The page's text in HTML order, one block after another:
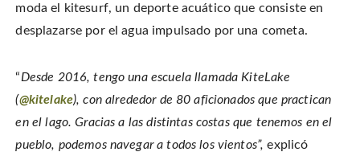
moda el kitesurf, un deporte acuático que consiste en
desplazarse por el agua impulsado por una cometa.
“Desde 2016, tengo una escuela llamada KiteLake
(@kitelake), con alrededor de 80 aficionados que practican
en el lago. Gracias a las distintas costas que tenemos en el
pueblo, podemos navegar a todos los vientos”,explicó